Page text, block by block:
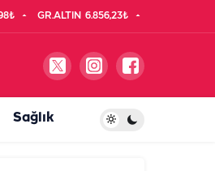
GR.ALTIN 6.856,23₺
Sağlık